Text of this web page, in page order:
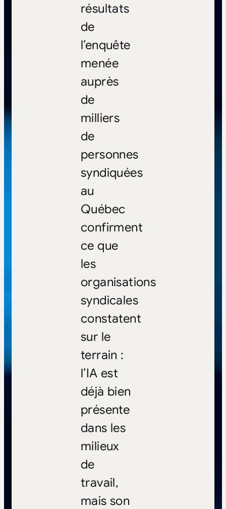
résultats
de
l’enquête
menée
auprès
de
milliers
de
personnes
syndiquées
au
Québec
confirment
ce que
les
organisations
syndicales
constatent
sur le
terrain :
l’IA est
déjà bien
présente
dans les
milieux
de
travail,
mais son